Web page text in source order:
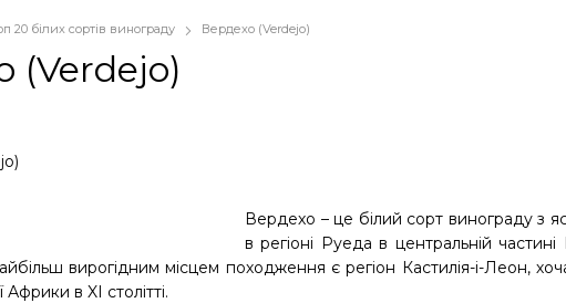
20 білих сортів винограду Вердехо (Verdejo)
(Verdejo)
Вердехо – це білий сорт винограду з
в регіоні Руеда в центральній
вирогідним місцем походження є регіон Кастилія-і-Леон,
Африки в XI столітті.